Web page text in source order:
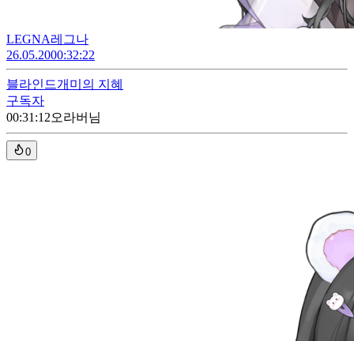
LEGNA레그나
26.05.2000:32:22
블라인드개미의 지혜
구독자
00:31:12오라버님
0